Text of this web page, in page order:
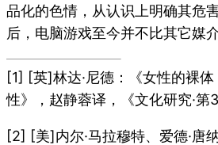
品化的色情，从认识上明确其危
后，电脑游戏至今并不比其它媒
[1] [英]林达·尼德：《女性的裸
性》，赵静蓉译，《文化研究·第
[2] [美]内尔·马拉穆特、爱德·唐